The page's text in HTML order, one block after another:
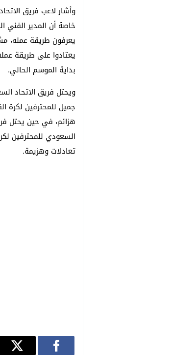
وأشار لاعب فريق
خاصة أن المدير الفني
يعرفون طريقة عمله،
يعتادوا على طريقة
بداية الموسم الحالي.
ويحتل فريق الاتحاد
هزائم، في حين يحتل
تعادلات وهزيمة.